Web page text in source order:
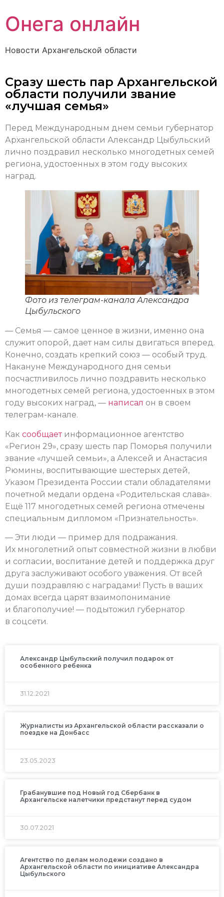
Онега онлайн
Новости Архангельской области
Сразу шесть пар Архангельской
области получили звание
«лучшая семья»
Перед Международным днем семьи губернатор
Архангельской области Александр Цыбульский
лично поздравил несколько многодетных семей
региона, удостоенных в этом году высоких
наград.
Фото из телеграм-канала Александра
Цыбульского
— Семья — самое ценное в жизни, именно она
служит опорой, дает нам силы двигаться вперед.
Конечно, создать крепкий союз — особый труд.
Накануне Международного дня семьи
посчастливилось лично поздравить несколько
многодетных семей региона, удостоенных в этом
году высоких наград, — написал он в своем
телеграм-канале.
Как сообщаетинформационное агентство
«Регион 29», сразу шесть пар Поморья получили
звание «лучшей семьи», а Алексей и Анастасия
Рюмины, воспитывающие шестерых детей,
Указом Президента России стали обладателями
почетной медали ордена «Родительская слава».
Ещё 117 многодетных семей региона отмечены
специальным дипломом «Признательность».
— Эти люди — пример для подражания.
Их многолетний опыт совместной жизни в любви
и согласии, воспитание детей и поддержка друг
друга заслуживают особого уважения. От всей
души поздравляю с наградами! Пусть в ваших
домах всегда царят взаимопонимание
и благополучие! — подытожил губернатор
в соцсети.
Александр Цыбульский получил подарок от
особенного ребенка
31.12.2021
Журналисты из Архангельской области рассказали о
поездке на Донбасс
23.05.2023
Грабанувшие под Новый год Сбербанк в
Архангельске налетчики предстанут перед судом
30.07.2021
Агентство по делам молодежи создано в
Архангельской области по инициативе Александра
Цыбульского